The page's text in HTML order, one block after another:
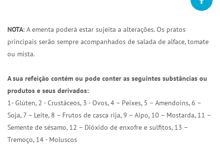
NOTA: A ementa poderá estar sujeita a alterações. Os pratos
principais serão sempre acompanhados de salada de alface, tomate
ou mista.
A sua refeição contém ou pode conter as seguintes substâncias ou
produtos e seus derivados:
1- Glúten, 2 - Crustáceos, 3 - Ovos, 4 – Peixes, 5 – Amendoins, 6 –
Soja, 7 – Leite, 8 – Frutos de casca rija, 9 – Aipo, 10 – Mostarda, 11 –
Semente de sésamo, 12 – Dióxido de enxofre e sulfitos, 13 –
Tremoço, 14 - Moluscos